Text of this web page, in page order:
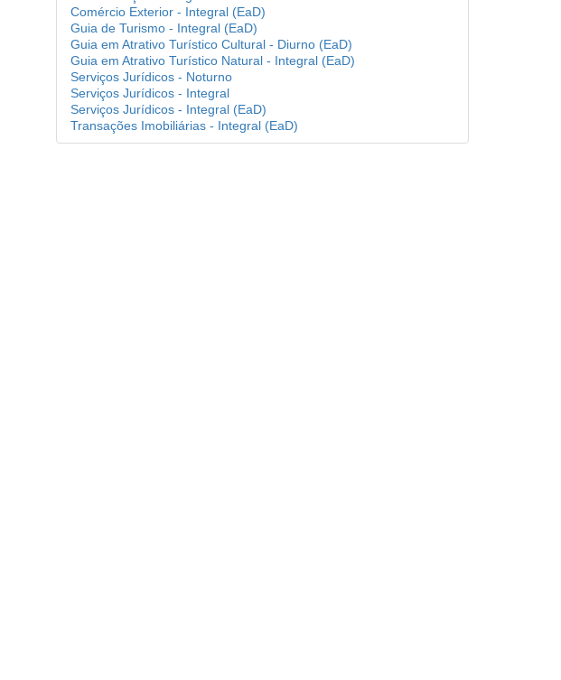
Comércio Exterior - Integral (EaD)
Guia de Turismo - Integral (EaD)
Guia em Atrativo Turístico Cultural - Diurno (EaD)
Guia em Atrativo Turístico Natural - Integral (EaD)
Serviços Jurídicos - Noturno
Serviços Jurídicos - Integral
Serviços Jurídicos - Integral (EaD)
Transações Imobiliárias - Integral (EaD)